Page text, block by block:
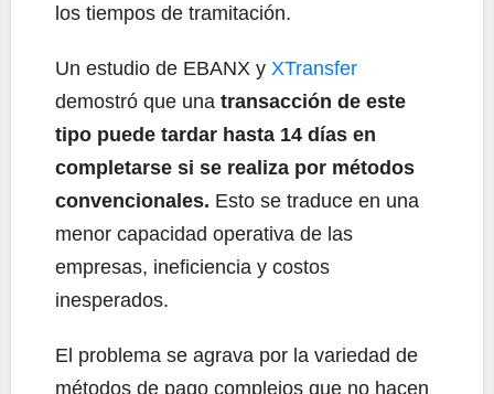
los tiempos de tramitación.
Un estudio de EBANX y XTransfer
demostró que una transacción de este
tipo puede tardar hasta 14 días en
completarse si se realiza por métodos
convencionales. Esto se traduce en una
menor capacidad operativa de las
empresas, ineficiencia y costos
inesperados.
El problema se agrava por la variedad de
métodos de pago complejos que no hacen